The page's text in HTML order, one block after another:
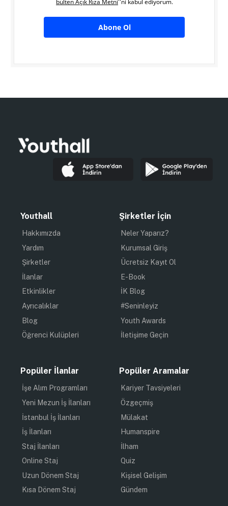
Abone Ol
Youthall
Hakkımızda
Yardım
Şirketler
İlanlar
Etkinlikler
Ayrıcalıklar
Blog
Öğrenci Kulüpleri
Şirketler İçin
Neler Yaparız?
Kurumsal Giriş
Ücretsiz Kayıt Ol
E-Book
İK Blog
#Seninleyiz
Youth Awards
İletişime Geçin
Popüler İlanlar
İşe Alım Programları
Yeni Mezun İş İlanları
İstanbul İş İlanları
İş İlanları
Staj İlanları
Online Staj
Uzun Dönem Staj
Kısa Dönem Staj
Popüler Aramalar
Kariyer Tavsiyeleri
Özgeçmiş
Mülakat
Humanspire
İlham
Quiz
Kişisel Gelişim
Gündem